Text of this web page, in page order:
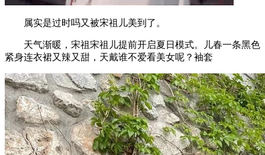
属实是过时吗又被宋祖儿美到了。
天气渐暖，宋祖宋祖儿提前开启夏日模式。儿春一条黑色
紧身连衣裙又辣又甜，天戴谁不爱看美女呢？袖套